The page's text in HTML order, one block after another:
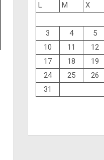
L
M X
3
4 5
10
11 12
17
18 19
24
25 26
31